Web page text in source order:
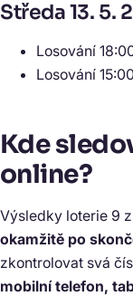
Středa 13. 5.
Losování
Losování
Kde
online?
Výsledky loterie 9
okamžitě po
zkontrolovat svá
mobilní telefon,